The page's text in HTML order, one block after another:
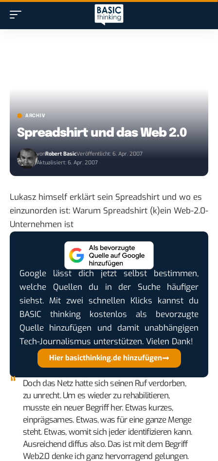
ARCHIV
Spreadshirt und das Web 2.0
vonRobert BasicVeröffentlicht: 6. Apr. 2007
Aktualisiert: 6. Apr. 2007
Lukasz himself erklärt sein Spreadshirt und wo es
einzunorden ist: Warum Spreadshirt (k)ein Web-2.0-
Unternehmen ist
Google lässt dich jetzt selbst bestimmen,
welche Quellen du in der Suche häufiger
siehst. Mit zwei schnellen Klicks kannst du
BASIC thinking kostenlos als bevorzugte
Quelle hinzufügen und damit unabhängigen
Tech-Journalismus unterstützen. Vielen Dank!
Hier basicthinking.de hinzufügen
Doch das Netz hatte sich seinen Ruf verdorben,
zu unrecht. Um es wieder zu rehabilitieren,
musste ein neuer Begriff her. Etwas kurzes,
einprägsames. Etwas, was für eine ganze Menge
steht. Etwas, womit sich jeder identifizieren kann.
Ausreichend diffus also. Das ist mit dem Begriff
Web2.0 denke ich ganz hervorragend gelungen.